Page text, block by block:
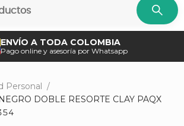
ENVÍO A TODA COLOMBIA
Pago online y asesoría por Whatsapp
Personal /
DOBLE RESORTE CLAY PAQX